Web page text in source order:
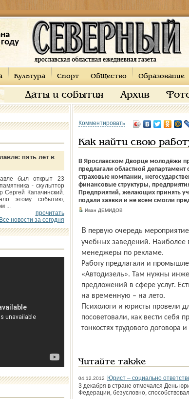
Культура Спорт Общество Образование
Даты и события Архив
пять лет в
был открыт 23
- скульптор
Сергей Капачинский.
этому событию,
...
прочитать
Все новости за сегодня
Комментировать
Как найти свою
В Ярославском Дворце молодёжи
предлагали областной
страховые компании,
финансовые структуры,
Предприятий, желающих принять
подали заявки и не всем смогли
Иван ДЕМИДОВ
В первую очередь мероприятие устраивается для студентов и выпускников различных
учебных заведений. Наиболее
менеджеры по рекламе.
Работу предлагали и
«Автодизель». Там нужны
предложений в сфере услуг.
на временную – на лето.
Психологи и юристы провели
посоветовали, как вести себя
тонкостях трудового договора
Читайте также
04.12.2012
Юрист – социально
3 декабря в стране отмечался День
Федерации, безусловно,